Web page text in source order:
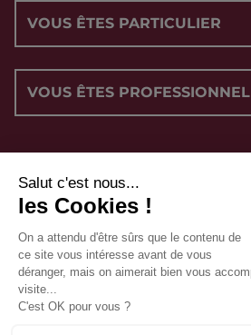
VOUS ÊTES PARTICULIER
VOUS ÊTES PROFESSIONNEL
NOUS SUIVRE :